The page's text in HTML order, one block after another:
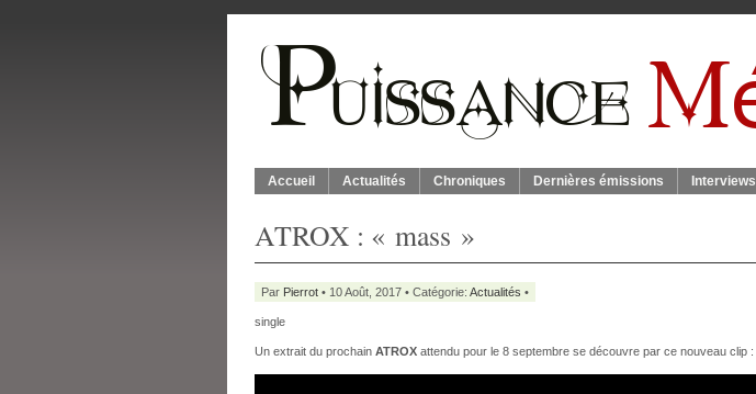
Accueil Actualités Chroniques Dernières émissions Interviews
ATROX : « mass »
Par Pierrot • 10 Août, 2017 • Catégorie: Actualités •
single
Un extrait du prochain ATROX attendu pour le 8 septembre se découvre par ce nouveau clip :